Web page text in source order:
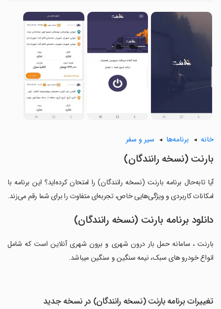
خانه برنامه‌ها سیر و سفر
‏بارنت (نسخه رانندگان)
آیا تابه‌حال برنامه ‏بارنت (نسخه رانندگان) را امتحان کرده‌اید؟ این برنامه با
امکانات کاربردی و ویژگی‌هایی خاص، تجربه‌ای متفاوت را برای شما رقم می‌زند.
دانلود برنامه ‏بارنت (نسخه رانندگان)
‏بارنت ، سامانه حمل بار درون شهری و برون شهری آنلاین است که شامل
انواع خودرو های سبک، نیمه سنگین و سنگین میباشد.
تغییرات برنامه ‏بارنت (نسخه رانندگان) در نسخه جدید